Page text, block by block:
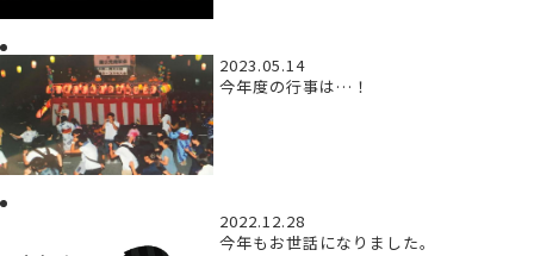
2023.05.14
今年度の行事は…！
2022.12.28
今年もお世話になりました。